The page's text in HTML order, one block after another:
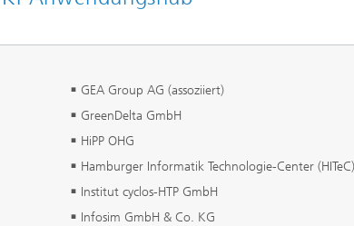
GEA Group AG (assoziiert)
GreenDelta GmbH
HiPP OHG
Hamburger Informatik Technologie-Center
Institut cyclos-HTP GmbH
Infosim GmbH & Co. KG